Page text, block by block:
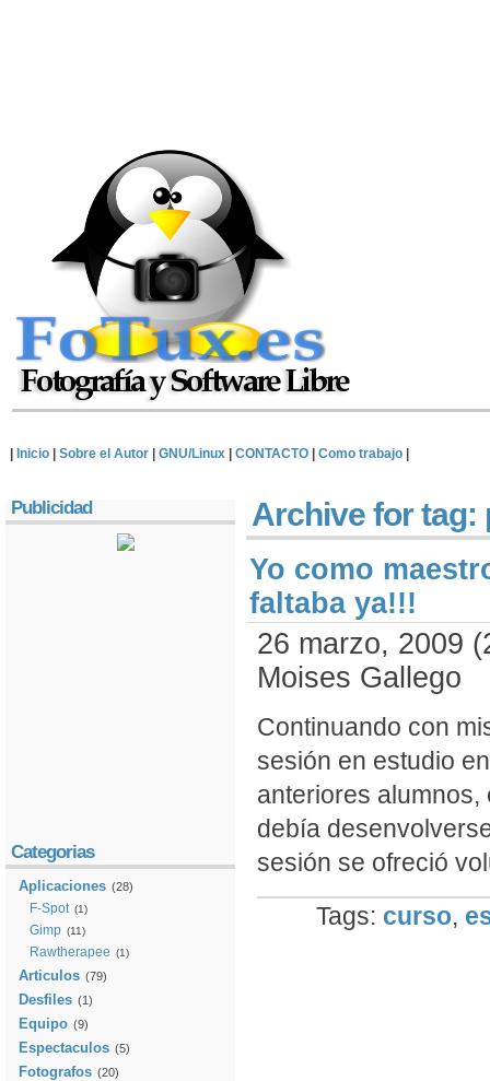
Inicio Sobre el Autor GNU/Linux CONTACTO Como trabajo
Archive for tag:
Yo como
faltaba ya!!!
26 marzo, 2009
Moises Gallego
Continuando con
sesión en estudio
anteriores
debía
sesión se ofreció
Tags: curso,
Publicidad
Categorias
Aplicaciones (28)
F-Spot (1)
Gimp (11)
Rawtherapee (1)
Articulos (79)
Desfiles (1)
Equipo (9)
Espectaculos (5)
Fotografos (20)